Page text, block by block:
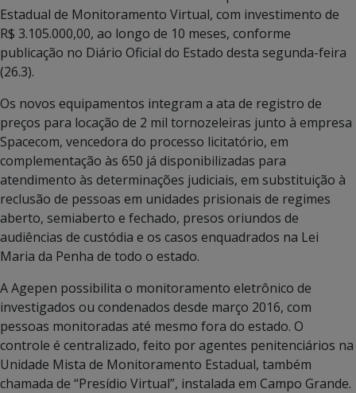
Estadual de Monitoramento Virtual, com investimento de
R$ 3.105.000,00, ao longo de 10 meses, conforme
publicação no Diário Oficial do Estado desta segunda-feira
(26.3).
Os novos equipamentos integram a ata de registro de
preços para locação de 2 mil tornozeleiras junto à empresa
Spacecom, vencedora do processo licitatório, em
complementação às 650 já disponibilizadas para
atendimento às determinações judiciais, em substituição à
reclusão de pessoas em unidades prisionais de regimes
aberto, semiaberto e fechado, presos oriundos de
audiências de custódia e os casos enquadrados na Lei
Maria da Penha de todo o estado.
A Agepen possibilita o monitoramento eletrônico de
investigados ou condenados desde março 2016, com
pessoas monitoradas até mesmo fora do estado. O
controle é centralizado, feito por agentes penitenciários na
Unidade Mista de Monitoramento Estadual, também
chamada de “Presídio Virtual”, instalada em Campo Grande.